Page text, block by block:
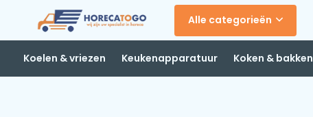
Alle categorieën
Koelen & vriezen Keukenapparatuur Koken & bakken